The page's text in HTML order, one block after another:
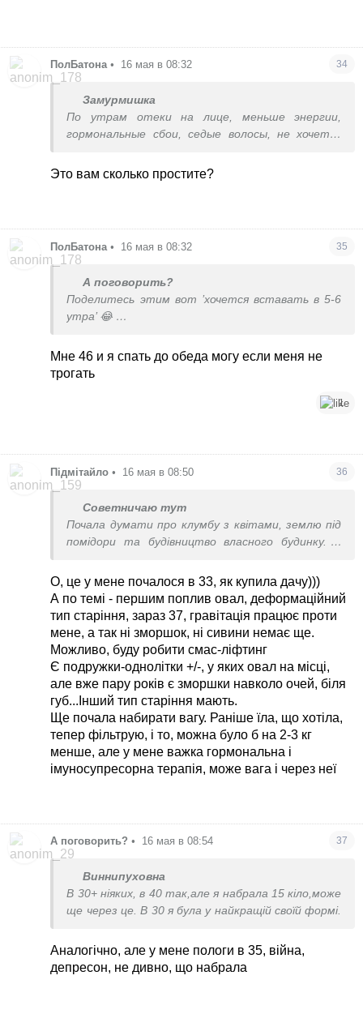
ПолБатона • 16 мая в 08:32 34
Замурмишка
По утрам отеки на лице, меньше энергии,
гормональные сбои, седые волосы, не хочется
больше быть дома и на природе, ложиться
Это вам сколько простите?
ПолБатона • 16 мая в 08:32 35
А поговорить?
Поделитесь этим вот ’хочется вставать в 5-6
утра’ 😂
мука. 40 годиков. И да, встаю в 7, потому что
гребаная школа
Мне 46 и я спать до обеда могу если меня не
трогать
1
Підмітайло • 16 мая в 08:50 36
Советничаю тут
Почала думати про клумбу з квітами, землю під
помідори та будівництво власного будинку. А
О, це у мене почалося в 33, як купила дачу)))
А по темі - першим поплив овал, деформаційний
тип старіння, зараз 37, гравітація працює проти
мене, а так ні зморшок, ні сивини немає ще.
Можливо, буду робити смас-ліфтинг
Є подружки-однолітки +/-, у яких овал на місці,
але вже пару років є зморшки навколо очей, біля
губ...Інший тип старіння мають.
Ще почала набирати вагу. Раніше їла, що хотіла,
тепер фільтрую, і то, можна було б на 2-3 кг
менше, але у мене важка гормональна і
імуносупресорна терапія, може вага і через неї
А поговорить? • 16 мая в 08:54 37
Виннипуховна
В 30+ ніяких, в 40 так,але я набрала 15 кіло,може
ще через це. В 30 я була у найкращій своїй формі.
Аналогічно, але у мене пологи в 35, війна,
депресон, не дивно, що набрала